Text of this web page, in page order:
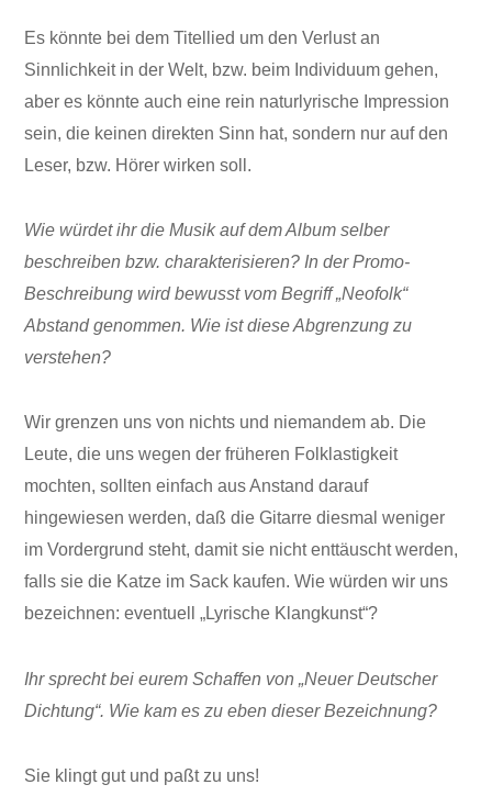
Es könnte bei dem Titellied um den Verlust an
Sinnlichkeit in der Welt, bzw. beim Individuum gehen,
aber es könnte auch eine rein naturlyrische Impression
sein, die keinen direkten Sinn hat, sondern nur auf den
Leser, bzw. Hörer wirken soll.
Wie würdet ihr die Musik auf dem Album selber
beschreiben bzw. charakterisieren? In der Promo-
Beschreibung wird bewusst vom Begriff „Neofolk“
Abstand genommen. Wie ist diese Abgrenzung zu
verstehen?
Wir grenzen uns von nichts und niemandem ab. Die
Leute, die uns wegen der früheren Folklastigkeit
mochten, sollten einfach aus Anstand darauf
hingewiesen werden, daß die Gitarre diesmal weniger
im Vordergrund steht, damit sie nicht enttäuscht werden,
falls sie die Katze im Sack kaufen. Wie würden wir uns
bezeichnen: eventuell „Lyrische Klangkunst“?
Ihr sprecht bei eurem Schaffen von „Neuer Deutscher
Dichtung“. Wie kam es zu eben dieser Bezeichnung?
Sie klingt gut und paßt zu uns!